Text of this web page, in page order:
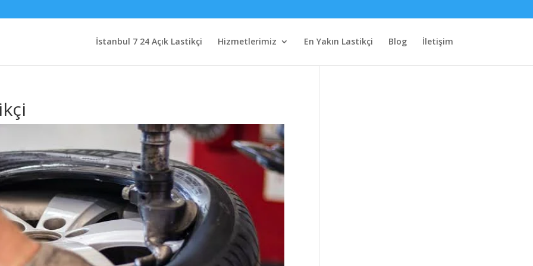
İstanbul 7 24 Açık Lastikçi Hizmetlerimiz En Yakın Lastikçi Blog İletişim